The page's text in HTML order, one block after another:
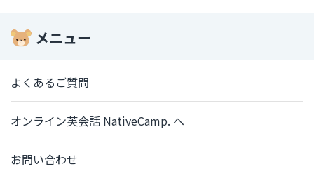
メニュー
よくあるご質問
オンライン英会話 NativeCamp. へ
お問い合わせ